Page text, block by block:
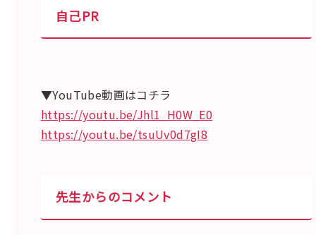
自己PR
▼YouTube動画はコチラ
https://youtu.be/Jhl1_H0W_E0
https://youtu.be/tsuUv0d7gI8
先生からのコメント